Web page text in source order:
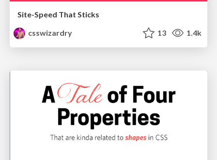
Site-Speed That Sticks
csswizardry
13 1.4k